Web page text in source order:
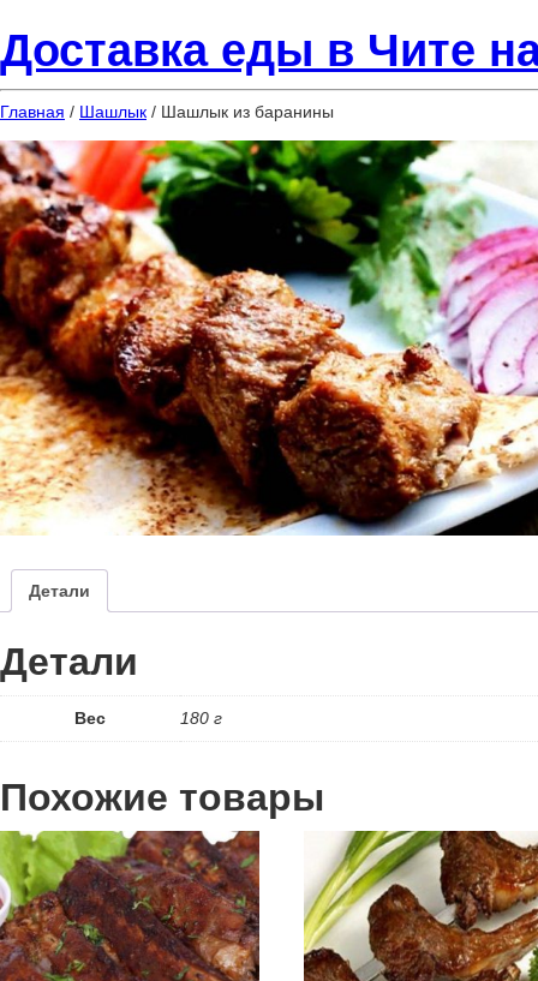
Доставка еды в Чите
Главная / Шашлык / Шашлык из баранины
Детали
Детали
Вес 180 г
Похожие товары